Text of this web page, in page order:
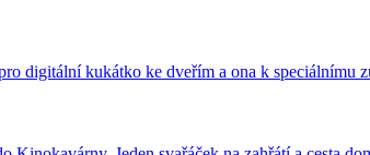
digitální kukátko ke dveřím a ona k speciálnímu